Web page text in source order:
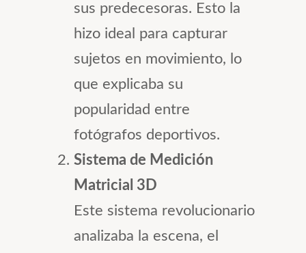
sus predecesoras. Esto la
hizo ideal para capturar
sujetos en movimiento, lo
que explicaba su
popularidad entre
fotógrafos deportivos.
Sistema de Medición
Matricial 3D
Este sistema revolucionario
analizaba la escena, el